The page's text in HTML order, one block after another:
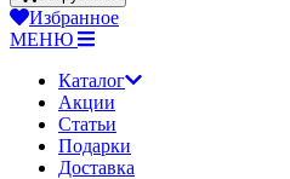
Избранное
МЕНЮ
Каталог
Акции
Статьи
Подарки
Доставка